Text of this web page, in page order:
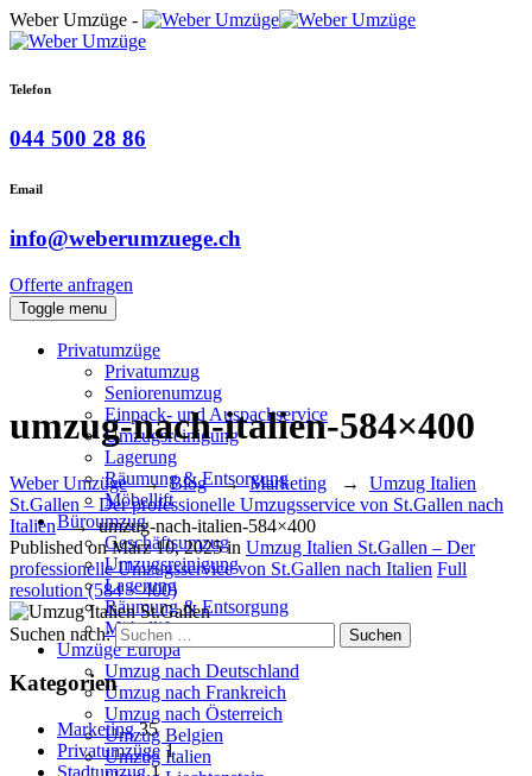
Weber Umzüge -
Telefon
044 500 28 86
Email
info@weberumzuege.ch
Offerte anfragen
Toggle menu
Privatumzüge
Privatumzug
Seniorenumzug
Einpack- und Auspackservice
Umzugsreinigung
Lagerung
Räumung & Entsorgung
Möbellift
Büroumzug
Geschäftsumzug
Umzugsreinigung
Lagerung
Räumung & Entsorgung
Möbellift
Umzüge Europa
Umzug nach Deutschland
Umzug nach Frankreich
Umzug nach Österreich
Umzug Belgien
Umzug Italien
umzug-nach-italien-584×400
Weber Umzüge →Blog→Marketing → Umzug Italien
St.Gallen – Der professionelle Umzugsservice von St.Gallen nach
Italien→umzug-nach-italien-584×400
Published onMärz 10, 2025in Umzug Italien St.Gallen – Der
professionelle Umzugsservice von St.Gallen nach Italien Full
resolution (584 × 400)
Suchen nach:
Kategorien
Marketing 35
Privatumzüge 1
Stadtumzug 1